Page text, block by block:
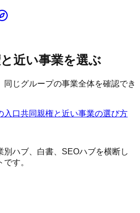
近い事業を選ぶ
同じグループの事業全体を確認でき
入口共同親権と近い事業の選び方
別ハブ、白書、SEOハブを横断し
す。